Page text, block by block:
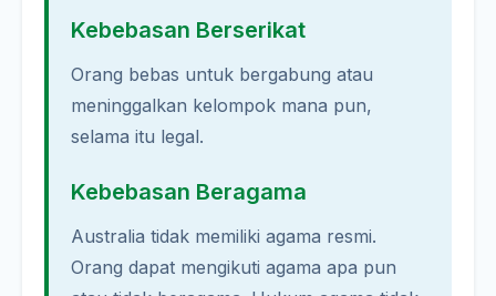
Kebebasan Berserikat
Orang bebas untuk bergabung atau
meninggalkan kelompok mana pun,
selama itu legal.
Kebebasan Beragama
Australia tidak memiliki agama resmi.
Orang dapat mengikuti agama apa pun